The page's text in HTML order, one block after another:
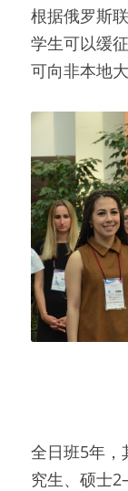
根据俄罗斯
学生可以缓征
可向非本地
全日班5年，
究生、硕士